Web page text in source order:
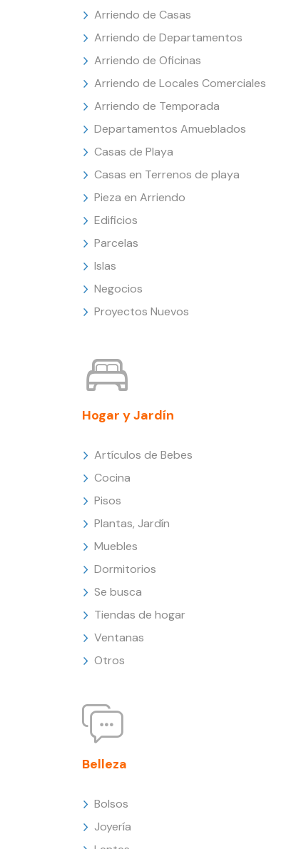
Arriendo de Casas
Arriendo de Departamentos
Arriendo de Oficinas
Arriendo de Locales Comerciales
Arriendo de Temporada
Departamentos Amueblados
Casas de Playa
Casas en Terrenos de playa
Pieza en Arriendo
Edificios
Parcelas
Islas
Negocios
Proyectos Nuevos
Hogar y Jardín
Artículos de Bebes
Cocina
Pisos
Plantas, Jardín
Muebles
Dormitorios
Se busca
Tiendas de hogar
Ventanas
Otros
Belleza
Bolsos
Joyería